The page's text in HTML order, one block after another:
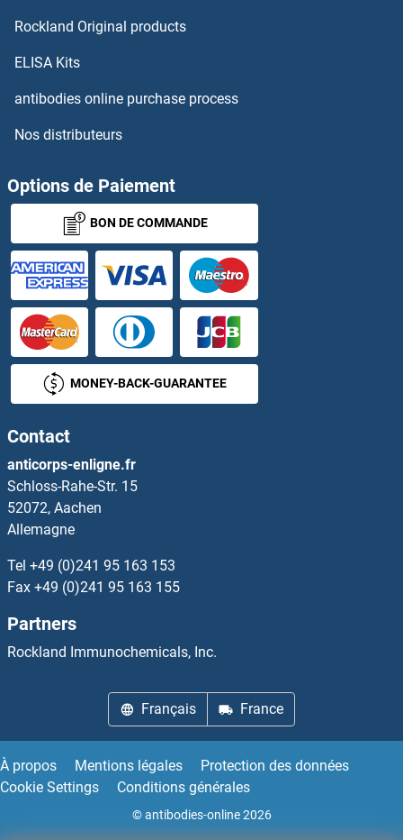
C4BPA Kits ELISA
C4BPB Kits ELISA
C4orf49 Kits ELISA
C5 Kits ELISA
C5A Kits ELISA
C5AR1 Kits ELISA
C5b-9 Kits ELISA
C6 Kits ELISA
C7 Kits ELISA
C8A Kits ELISA
C8B Kits ELISA
C8G Kits ELISA
C9 Kits ELISA
CA 19-9 Kits ELISA
CA10 Kits ELISA
Rockland Original products
ELISA Kits
antibodies online purchase process
Nos distributeurs
Options de Paiement
BON DE COMMANDE
MONEY-BACK-GUARANTEE
Contact
anticorps-enligne.fr
Schloss-Rahe-Str. 15
52072, Aachen
Allemagne
Tel +49 (0)241 95 163 153
Fax +49 (0)241 95 163 155
Partners
Rockland Immunochemicals, Inc.
Français France
À propos Mentions légales
Protection des données
Cookie Settings
Conditions générales
© antibodies-online 2026